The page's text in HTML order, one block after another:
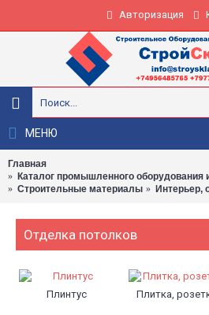
Авторизация
МЕНЮ
Главная
Каталог промышленного оборудования
Строительные материалы
Интерьер,
Отделка потолков
Плинтус
Плитка,